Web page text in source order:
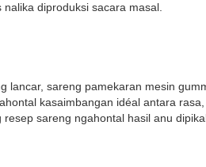
diproduksi sacara masal.
lancar, sareng pamekaran mesin
kasaimbangan idéal antara
sareng ngahontal hasil anu